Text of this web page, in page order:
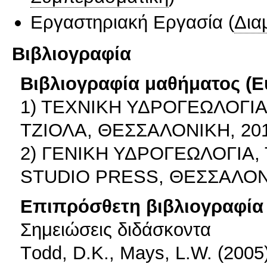
Εργαστηριακή Εργασία (
Βιβλιογραφία
Βιβλιογραφία μαθήματος
1) ΤΕΧΝΙΚΗ
ΤΖΙΟΛΑ, ΘΕΣΣΑΛΟΝΙΚΗ,
2) ΓΕΝΙΚΗ
STUDIO PRESS,
Επιπρόσθετη βιβλιογραφία
Σημειώσεις διδάσκοντα
Τodd, D.K., Mays, L.W.